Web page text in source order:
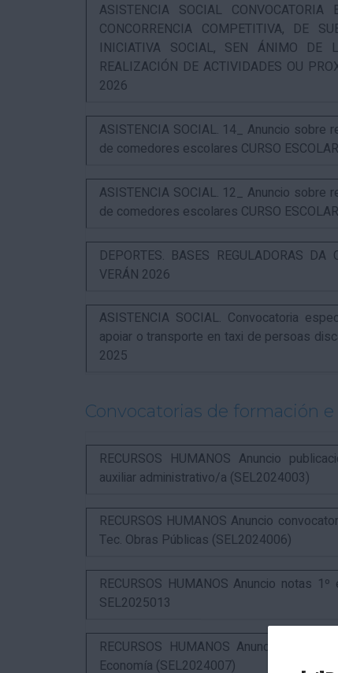
ASISTENCIA SOCIAL
CONCORRENCIA COMPETITIVA, DE
INICIATIVA SOCIAL, SEN ÁNIMO DE
REALIZACIÓN DE ACTIVIDADES OU
2026
ASISTENCIA SOCIAL. 14_ Anuncio sobre
de comedores escolares CURSO
ASISTENCIA SOCIAL. 12_ Anuncio sobre
de comedores escolares CURSO
DEPORTES. BASES REGULADORAS
VERÁN 2026
ASISTENCIA SOCIAL. Convocatoria
apoiar o transporte en taxi de persoas
2025
Convocatorias de formación
RECURSOS HUMANOS Anuncio
auxiliar administrativo/a (SEL2024003)
RECURSOS HUMANOS Anuncio
Tec. Obras Públicas (SEL2024006)
RECURSOS HUMANOS Anuncio notas
SEL2025013
RECURSOS HUMANOS Anuncio
Economía (SEL2024007)